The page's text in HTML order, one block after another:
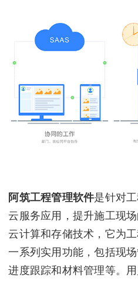
阿筑工程管理软件是针对
云服务应用，提升施工现
云计算和存储技术，它为
一系列实用功能，包括现
进度跟踪和材料管理等。